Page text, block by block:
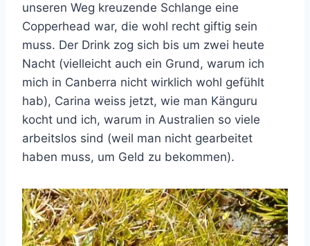
unseren Weg kreuzende Schlange eine
Copperhead war, die wohl recht giftig sein
muss. Der Drink zog sich bis um zwei heute
Nacht (vielleicht auch ein Grund, warum ich
mich in Canberra nicht wirklich wohl gefühlt
hab), Carina weiss jetzt, wie man Känguru
kocht und ich, warum in Australien so viele
arbeitslos sind (weil man nicht gearbeitet
haben muss, um Geld zu bekommen).